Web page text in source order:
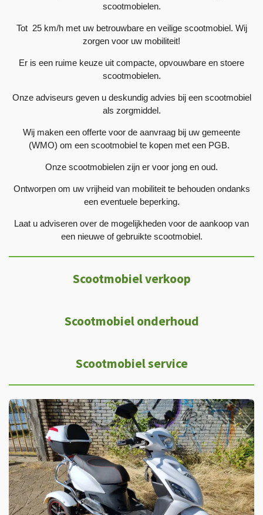
scootmobielen.
Tot 25 km/h met uw betrouwbare en veilige scootmobiel. Wij
zorgen voor uw mobiliteit!
Er is een ruime keuze uit compacte, opvouwbare en stoere
scootmobielen.
Onze adviseurs geven u deskundig advies bij een scootmobiel
als zorgmiddel.
Wij maken een offerte voor de aanvraag bij uw gemeente
(WMO) om een scootmobiel te kopen met een PGB.
Onze scootmobielen zijn er voor jong en oud.
Ontworpen om uw vrijheid van mobiliteit te behouden ondanks
een eventuele beperking.
Laat u adviseren over de mogelijkheden voor de aankoop van
een nieuwe of gebruikte scootmobiel.
Scootmobiel verkoop
Scootmobiel onderhoud
Scootmobiel service